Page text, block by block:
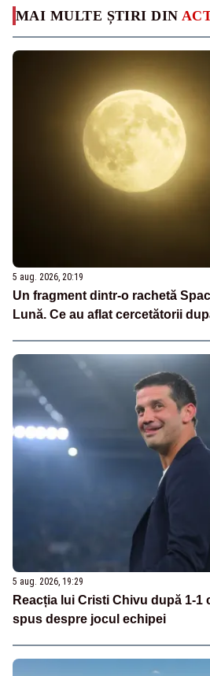
MAI MULTE ȘTIRI DIN
5 aug. 2026, 20:19
Un fragment dintr-o rachetă
Lună. Ce au aflat cercetătorii
5 aug. 2026, 19:29
Reacția lui Cristi Chivu după 1-1
spus despre jocul echipei